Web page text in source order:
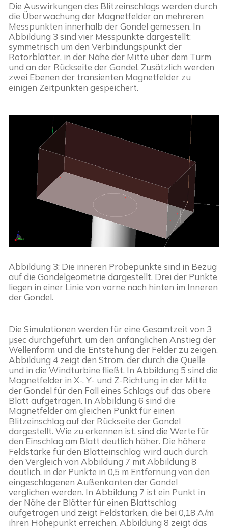
Die Auswirkungen des Blitzeinschlags werden durch
die Überwachung der Magnetfelder an mehreren
Messpunkten innerhalb der Gondel gemessen. In
Abbildung 3 sind vier Messpunkte dargestellt:
symmetrisch um den Verbindungspunkt der
Rotorblätter, in der Nähe der Mitte über dem Turm
und an der Rückseite der Gondel. Zusätzlich werden
zwei Ebenen der transienten Magnetfelder zu
einigen Zeitpunkten gespeichert.
Abbildung 3: Die inneren Probepunkte sind in Bezug
auf die Gondelgeometrie dargestellt. Drei der Punkte
liegen in einer Linie von vorne nach hinten im Inneren
der Gondel.
Die Simulationen werden für eine Gesamtzeit von 3
µsec durchgeführt, um den anfänglichen Anstieg der
Wellenform und die Entstehung der Felder zu zeigen.
Abbildung 4 zeigt den Strom, der durch die Quelle
und in die Windturbine fließt. In Abbildung 5 sind die
Magnetfelder in X-, Y- und Z-Richtung in der Mitte
der Gondel für den Fall eines Schlags auf das obere
Blatt aufgetragen. In Abbildung 6 sind die
Magnetfelder am gleichen Punkt für einen
Blitzeinschlag auf der Rückseite der Gondel
dargestellt. Wie zu erkennen ist, sind die Werte für
den Einschlag am Blatt deutlich höher. Die höhere
Feldstärke für den Blatteinschlag wird auch durch
den Vergleich von Abbildung 7 mit Abbildung 8
deutlich, in der Punkte in 0,5 m Entfernung von den
eingeschlagenen Außenkanten der Gondel
verglichen werden. In Abbildung 7 ist ein Punkt in
der Nähe der Blätter für einen Blattschlag
aufgetragen und zeigt Feldstärken, die bei 0,18 A/m
ihren Höhepunkt erreichen. Abbildung 8 zeigt das